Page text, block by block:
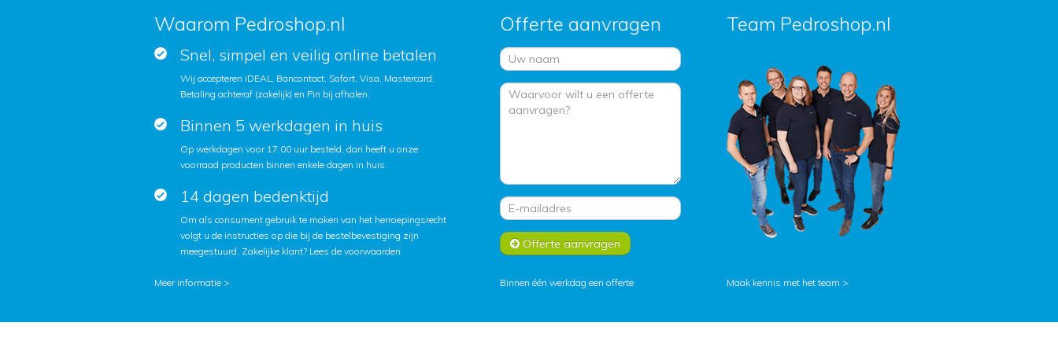
Waarom Pedroshop.nl
Snel, simpel en veilig online betalen
Wij accepteren iDEAL, Bancontact, Sofort, Visa, Mastercard,
Betaling achteraf (zakelijk) en Pin bij afhalen.
Binnen 5 werkdagen in huis
Op werkdagen voor 17.00 uur besteld, dan heeft u onze
voorraad producten binnen enkele dagen in huis.
14 dagen bedenktijd
Om als consument gebruik te maken van het herroepingsrecht
volgt u de instructies op die bij de bestelbevestiging zijn
meegestuurd. Zakelijke klant? Lees de voorwaarden.
Offerte aanvragen
Offerte aanvragen
Team Pedroshop.nl
Meer informatie > Binnen één werkdag een offerte Maak kennis met het team >